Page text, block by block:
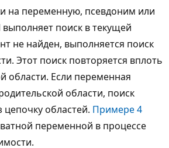
на переменную, псевдоним или
поиск в текущей
не найден, выполняется поиск
Этот поиск повторяется вплоть
области. Если переменная
области, поиск
областей. Примере 4
переменной в процессе